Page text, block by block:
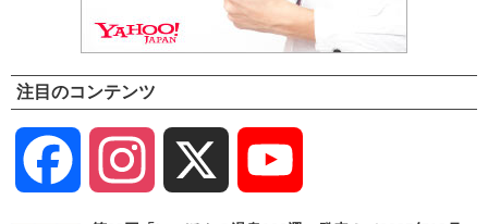
注目のコンテンツ
Facebook Instagram